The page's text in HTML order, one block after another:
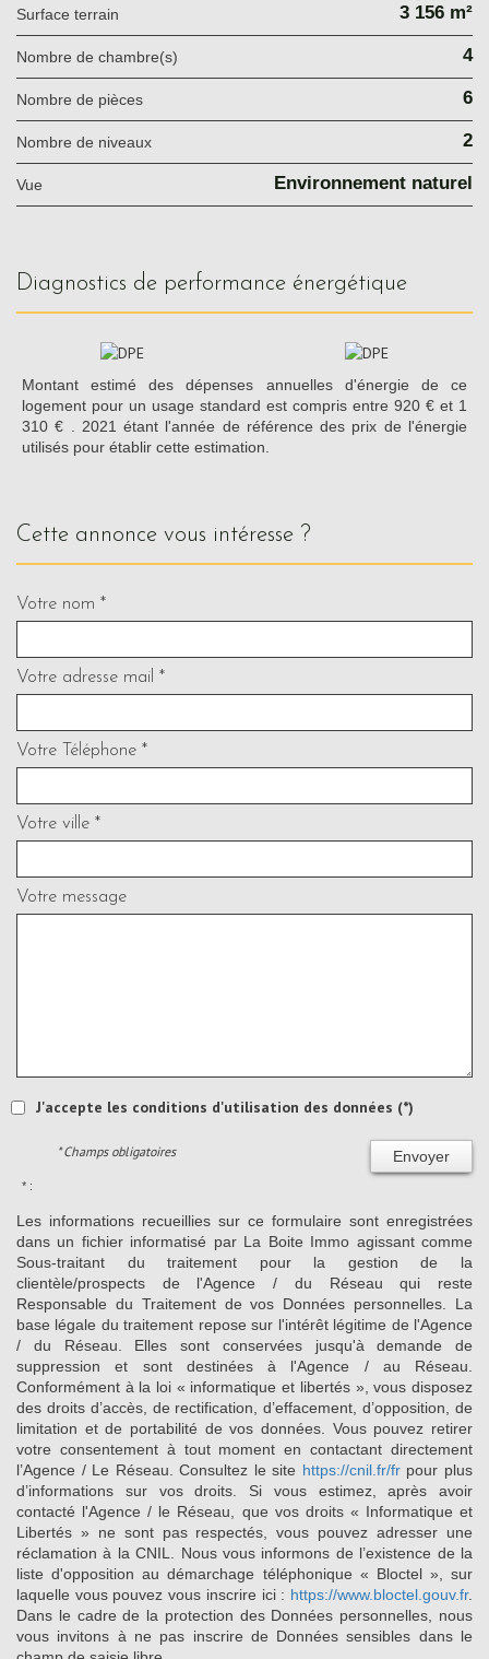
surface terrain 3 156 m²
Nombre de chambre(s) 4
Nombre de pièces 6
Nombre de niveaux 2
Vue Environnement naturel
diagnostics de performance énergétique
Montant estimé des dépenses annuelles d'énergie de ce
logement pour un usage standard est compris entre 920 € et 1
310 € . 2021 étant l'année de référence des prix de l'énergie
utilisés pour établir cette estimation.
cette annonce vous intéresse ?
Votre nom *
Votre adresse mail *
Votre Téléphone *
Votre ville *
Votre message
J'accepte les conditions d'utilisation des données (*)
Envoyer
* Champs obligatoires
* :
Les informations recueillies sur ce formulaire sont enregistrées
dans un fichier informatisé par La Boite Immo agissant comme
Sous-traitant du traitement pour la gestion de la
clientèle/prospects de l'Agence / du Réseau qui reste
Responsable du Traitement de vos Données personnelles. La
base légale du traitement repose sur l'intérêt légitime de l'Agence
/ du Réseau. Elles sont conservées jusqu'à demande de
suppression et sont destinées à l'Agence / au Réseau.
Conformément à la loi « informatique et libertés », vous disposez
des droits d’accès, de rectification, d’effacement, d’opposition, de
limitation et de portabilité de vos données. Vous pouvez retirer
votre consentement à tout moment en contactant directement
l’Agence / Le Réseau. Consultez le site https://cnil.fr/frpour plus
d’informations sur vos droits. Si vous estimez, après avoir
contacté l'Agence / le Réseau, que vos droits « Informatique et
Libertés » ne sont pas respectés, vous pouvez adresser une
réclamation à la CNIL. Nous vous informons de l’existence de la
liste d'opposition au démarchage téléphonique « Bloctel », sur
laquelle vous pouvez vous inscrire ici : https://www.bloctel.gouv.fr.
Dans le cadre de la protection des Données personnelles, nous
vous invitons à ne pas inscrire de Données sensibles dans le